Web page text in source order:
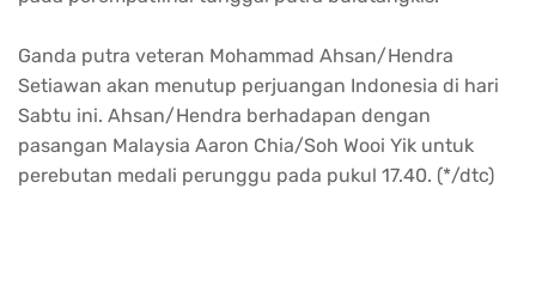
Ganda putra veteran Mohammad Ahsan/Hendra
Setiawan akan menutup perjuangan Indonesia di hari
Sabtu ini. Ahsan/Hendra berhadapan dengan
pasangan Malaysia Aaron Chia/Soh Wooi Yik untuk
perebutan medali perunggu pada pukul 17.40. (*/dtc)